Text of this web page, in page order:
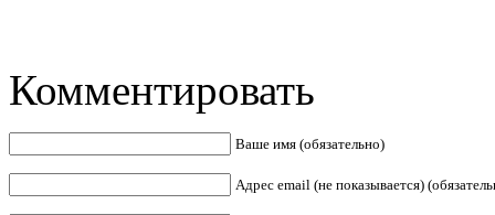
Комментировать
Ваше имя (обязательно)
Адрес email (не показывается)